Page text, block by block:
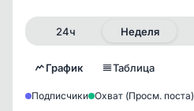
24ч Неделя
График Таблица
Подписчики Охват (Просм. поста)